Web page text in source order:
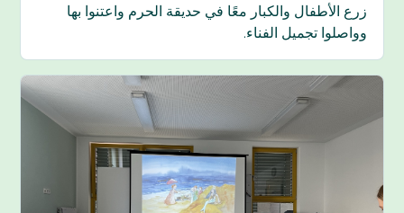
زرع الأطفال والكبار معًا في حديقة الحرم واعتنوا بها
وواصلوا تجميل الفناء.